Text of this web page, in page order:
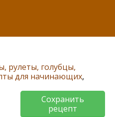
рулеты, голубцы,
для начинающих,
Сохранить
рецепт